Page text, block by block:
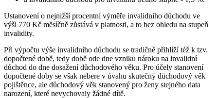
Ustanovení o nejnižší procentní výměře invalidního důchodu ve
výši 770 Kč měsíčně zůstává v platnosti, a to bez ohledu na stupeň
invalidity.
Při výpočtu výše invalidního důchodu se tradičně přihlíží též k tzv.
dopočtené době, tedy době ode dne vzniku nároku na invalidní
důchod do dne dosažení důchodového věku. Pro účely stanovení
dopočtené doby se však nebere v úvahu skutečný důchodový věk
pojištěnce, ale důchodový věk stanovený pro ženy stejného data
narození, které nevychovaly žádné dítě.